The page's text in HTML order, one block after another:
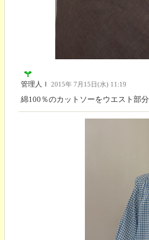
管理人Ｉ 2015年 7月15日(水) 11:19
綿100％のカットソーをウエスト部